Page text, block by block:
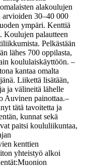
alakoulujen
arvioiden 30–40 000
ympäri. Kenttiä
Koulujen palautteen
Pelkästään
lähes 700 oppilasta,
koululaiskäyttöön. –
kantaa omalta
Liikettä lisätään,
ja välineitä lähelle
Auvinen painottaa.–
tätä tavoitetta ja
kunnat sekä
paitsi koululiikuntaa,
kenttien
yhteistyö alkoi
Muonion